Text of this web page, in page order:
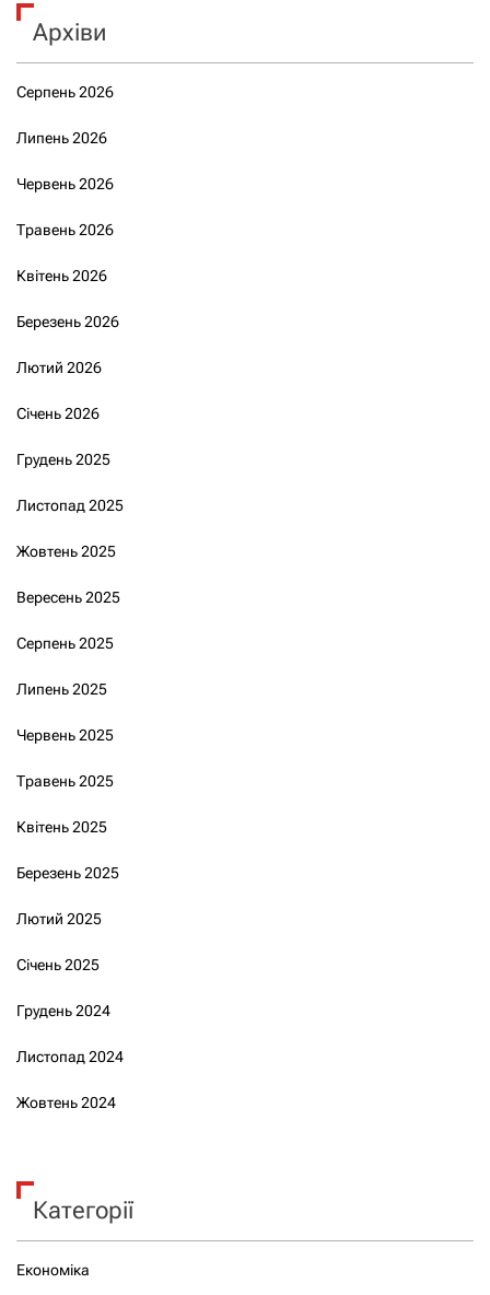
Архіви
Серпень 2026
Липень 2026
Червень 2026
Травень 2026
Квітень 2026
Березень 2026
Лютий 2026
Січень 2026
Грудень 2025
Листопад 2025
Жовтень 2025
Вересень 2025
Серпень 2025
Липень 2025
Червень 2025
Травень 2025
Квітень 2025
Березень 2025
Лютий 2025
Січень 2025
Грудень 2024
Листопад 2024
Жовтень 2024
Категорії
Економіка